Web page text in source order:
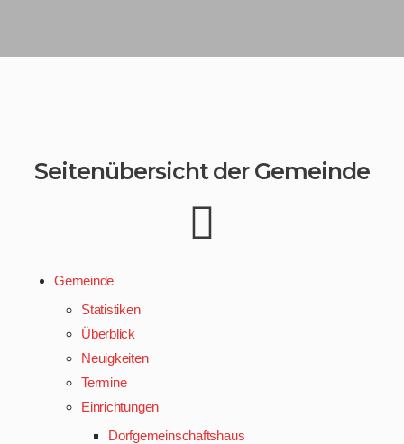
Seitenübersicht der Gemeinde
Gemeinde
Statistiken
Überblick
Neuigkeiten
Termine
Einrichtungen
Dorfgemeinschaftshaus